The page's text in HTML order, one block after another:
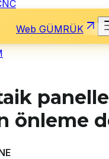
Web GÜMRÜK
önleme